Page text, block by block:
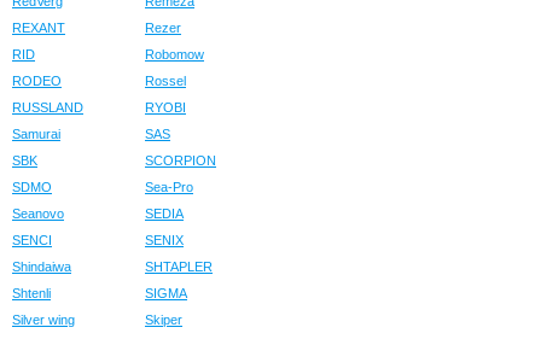
REXANT
Rezer
RID
Robomow
RODEO
Rossel
RUSSLAND
RYOBI
Samurai
SAS
SBK
SCORPION
SDMO
Sea-Pro
Seanovo
SEDIA
SENCI
SENIX
Shindaiwa
SHTAPLER
Shtenli
SIGMA
Silver wing
Skiper